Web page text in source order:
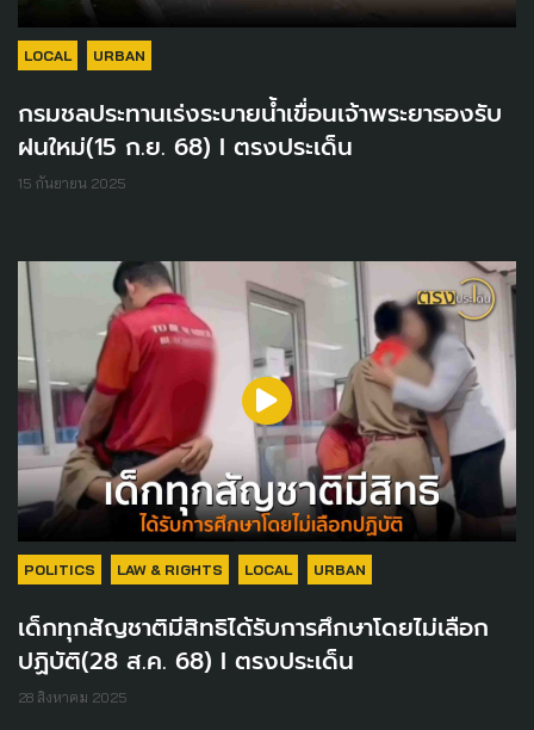
LOCAL URBAN
กรมชลประทานเร่งระบายน้ำเขื่อนเจ้าพระยารองรับ
ฝนใหม่(15 ก.ย. 68) I ตรงประเด็น
15 กันยายน 2025
POLITICS LAW & RIGHTS LOCAL URBAN
เด็กทุกสัญชาติมีสิทธิได้รับการศึกษาโดยไม่เลือก
ปฏิบัติ(28 ส.ค. 68) I ตรงประเด็น
28 สิงหาคม 2025